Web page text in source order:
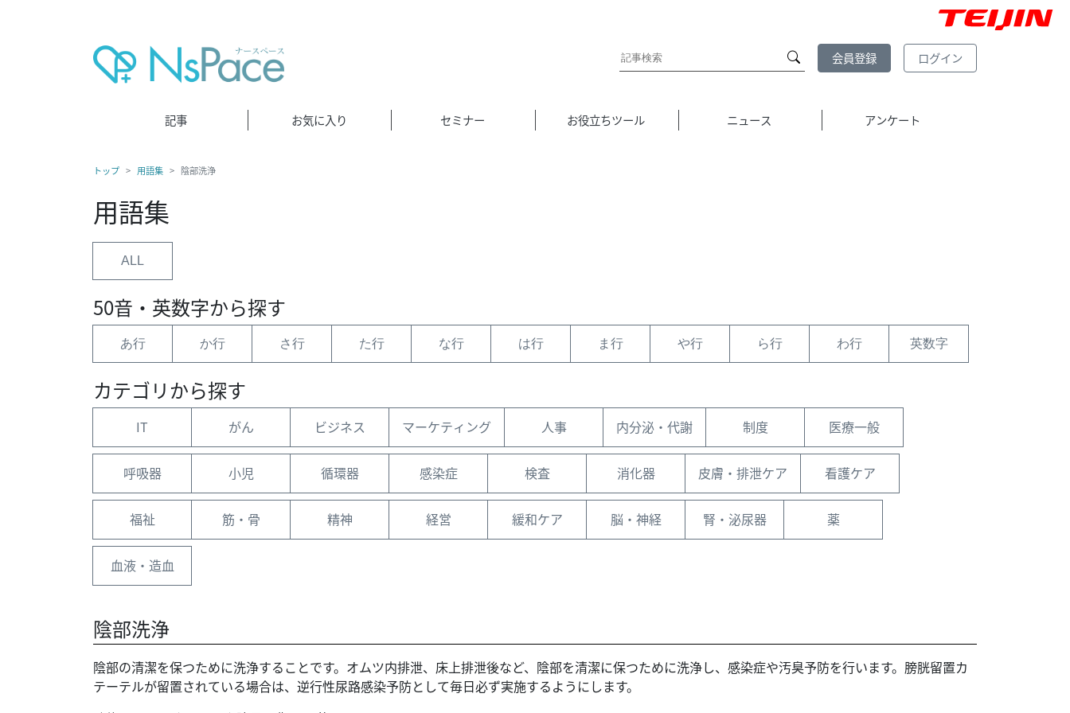
ログイン
会員登録
記事 お気に入り セミナー お役立ちツール ニュース アンケート
トップ 用語集 陰部洗浄
用語集
ALL
50音・英数字から探す
あ行 か行 さ行 た行 な行 は行 ま行 や行 ら行 わ行 英数字
カテゴリから探す
IT がん ビジネス マーケティング 人事 内分泌・代謝 制度 医療一般
呼吸器 小児 循環器 感染症 検査 消化器 皮膚・排泄ケア 看護ケア
福祉 筋・骨 精神 経営 緩和ケア 脳・神経 腎・泌尿器 薬
血液・造血
陰部洗浄
陰部の清潔を保つために洗浄することです。オムツ内排泄、床上排泄後など、陰部を清潔に保つために洗浄し、感染症や汚臭予防を行います。膀胱留置カ
テーテルが留置されている場合は、逆行性尿路感染予防として毎日必ず実施するようにします。